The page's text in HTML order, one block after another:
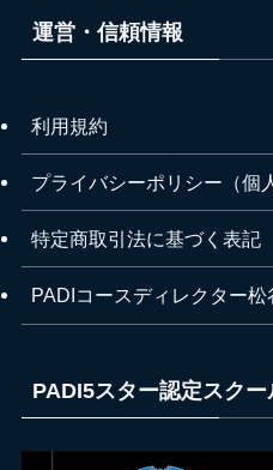
運営・信頼情報
利用規約
プライバシーポリシー（個
特定商取引法に基づく表記
PADIコースディレクター松
PADI5スター認定スクー